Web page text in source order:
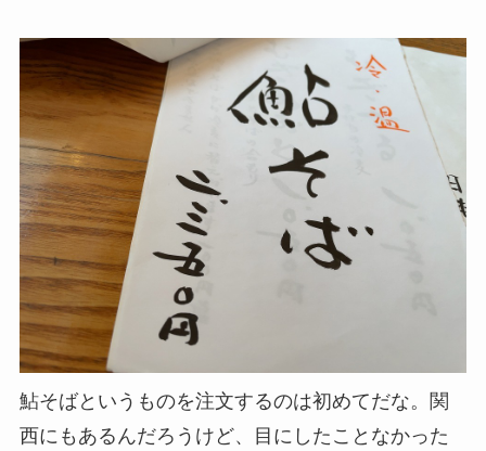
鮎そばというものを注文するのは初めてだな。関
西にもあるんだろうけど、目にしたことなかった